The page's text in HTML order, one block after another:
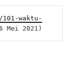
waktu-
Mei 2021)